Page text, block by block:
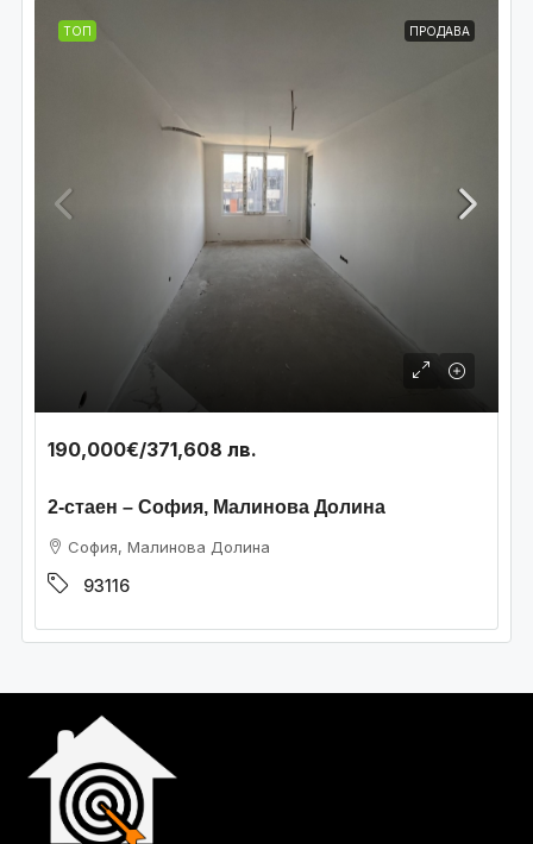
ТОП ПРОДАВА
190,000€/371,608 лв.
2-стаен – София, Малинова Долина
София, Малинова Долина
93116